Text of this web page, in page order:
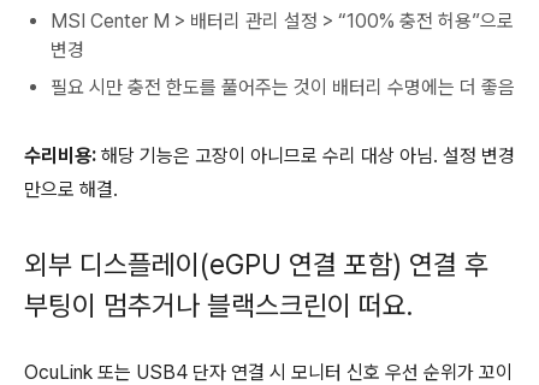
MSI Center M > 배터리 관리 설정 > “100% 충전 허용”으로
변경
필요 시만 충전 한도를 풀어주는 것이 배터리 수명에는 더 좋음
수리비용: 해당 기능은 고장이 아니므로 수리 대상 아님. 설정 변경
만으로 해결.
외부 디스플레이(eGPU 연결 포함) 연결 후
부팅이 멈추거나 블랙스크린이 떠요.
OcuLink 또는 USB4 단자 연결 시 모니터 신호 우선 순위가 꼬이